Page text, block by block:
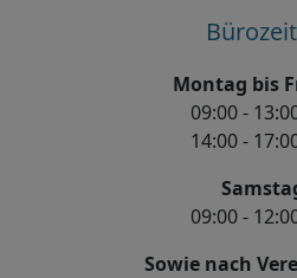
Montag bis
09:00 -
14:00 -
09:00 -
Sowie nach